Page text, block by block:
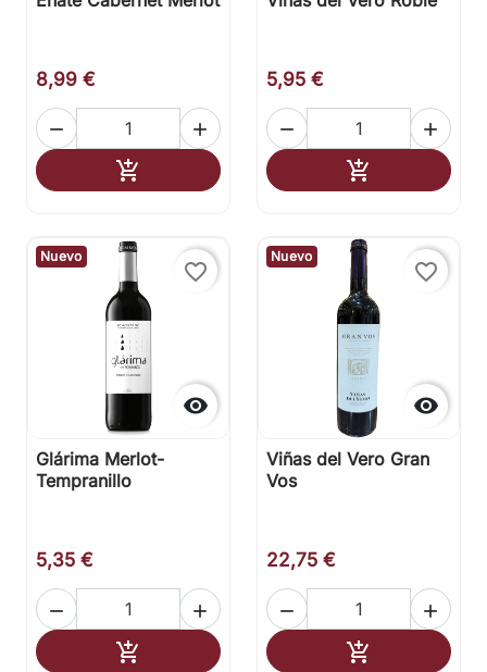
8,99 €
 
 Añadir al carrito
5,95 €
 
 Añadir al
Nuevo

favorite_border
Glárima Merlot-
Tempranillo
5,35 €
 
 Añadir al carrito
Nuevo

favorite_border
Viñas del Vero Gran
Vos
22,75 €
 
 Añadir al